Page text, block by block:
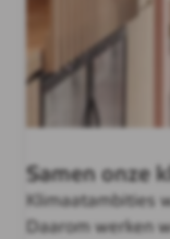
Samen onze
Klimaatambities
Daarom werken